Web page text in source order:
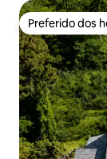
Preferido dos
Preferido dos